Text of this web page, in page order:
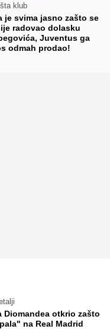
klub
je svima jasno zašto se
radovao dolasku
Juventus ga
odmah prodao!
Diomandea otkrio zašto
na Real Madrid